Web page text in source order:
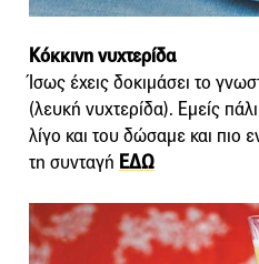
Κόκκινη νυχτερίδα
Ίσως έχεις δοκιμάσει το
(λευκή νυχτερίδα). Εμείς
λίγο και του δώσαμε και πιο
τη συνταγή ΕΔΩ